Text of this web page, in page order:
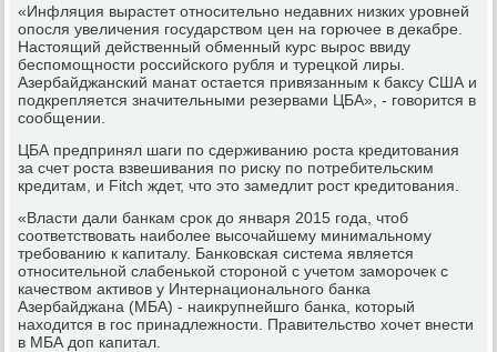
«Инфляция вырастет относительно недавних низких уровней
опосля увеличения государством цен на горючее в декабре.
Настоящий действенный обменный курс вырос ввиду
беспомощности российского рубля и турецкой лиры.
Азербайджанский манат остается привязанным к баксу США и
подкрепляется значительными резервами ЦБА», - говорится в
сообщении.
ЦБА предпринял шаги по сдерживанию роста кредитования
за счет роста взвешивания по риску по потребительским
кредитам, и Fitch ждет, что это замедлит рост кредитования.
«Власти дали банкам срок до января 2015 года, чтоб
соответствовать наиболее высочайшему минимальному
требованию к капиталу. Банковская система является
относительной слабенькой стороной с учетом заморочек с
качеством активов у Интернационального банка
Азербайджана (МБА) - наикрупнейшго банка, который
находится в гос принадлежности. Правительство хочет внести
в МБА доп капитал.